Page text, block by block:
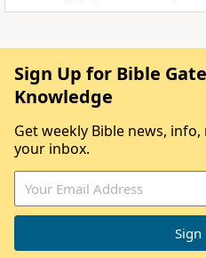
Sign Up for Bible
Knowledge
Get weekly Bible news,
your inbox.